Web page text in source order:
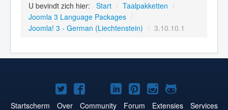
U bevindt zich hier: Start / Taalpakketten /
Joomla 3 Language Packages /
Joomla! 3 - German (Liechtenstein) / 3.10.10.1
Joomla!
op
Joomla!
op
Joomla!
op
Joomla!
op
Joomla!
op
Joomla!
op
Joomla!
op
Startscherm Over Community Forum Extensies Services